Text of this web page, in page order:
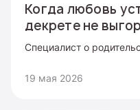
Когда любовь
декрете не
Специалист о
19 мая 2026